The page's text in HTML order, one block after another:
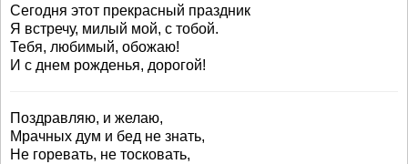
Сегодня этот прекрасный праздник
Я встречу, милый мой, с тобой.
Тебя, любимый, обожаю!
И с днем рожденья, дорогой!
Поздравляю, и желаю,
Мрачных дум и бед не знать,
Не горевать, не тосковать,